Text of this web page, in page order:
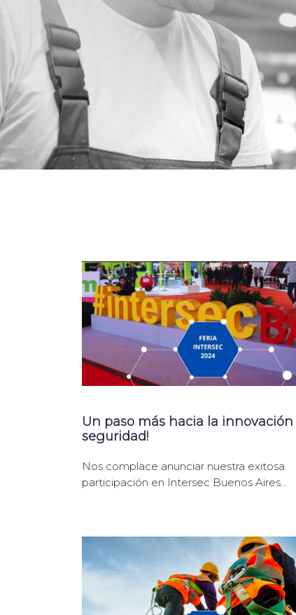
Un paso más hacia la innovación
seguridad!
Nos complace anunciar nuestra exitosa
participación en Intersec Buenos Aires...